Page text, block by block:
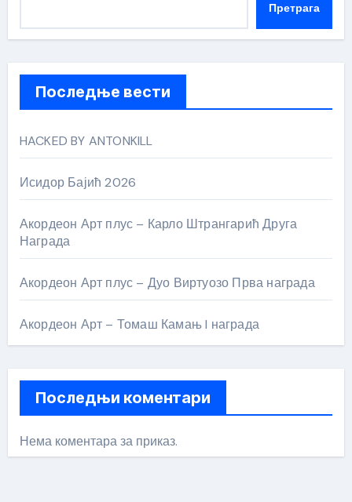
Претрага
Последње вести
HACKED BY ANTONKILL
Исидор Бајић 2026
Акордеон Арт плус – Карло Штрангарић Друга
Награда
Акордеон Арт плус – Дуо Виртуозо Прва награда
Акордеон Арт – Томаш Камањ I награда
Последњи коментари
Нема коментара за приказ.